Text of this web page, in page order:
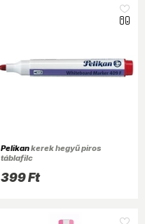
Pelikankerek hegyű piros
táblafilc
399 Ft